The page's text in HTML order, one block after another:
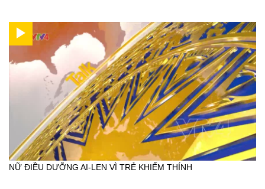
NỮ ĐIỀU DƯỠNG AI-LEN VÌ TRẺ KHIẾM THÍNH